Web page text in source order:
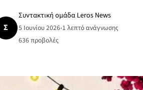
Σ
Συντακτική ομάδα Leros News
5 Ιουνίου 2026•1 λεπτό ανάγνωσης
636προβολές